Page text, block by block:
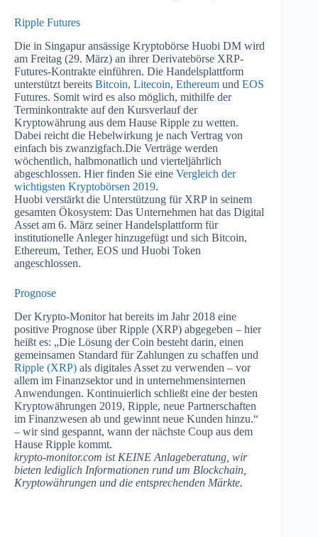
Ripple Futures
Die in Singapur ansässige Kryptobörse Huobi DM wird
am Freitag (29. März) an ihrer Derivatebörse XRP-
Futures-Kontrakte einführen. Die Handelsplattform
unterstützt bereits Bitcoin, Litecoin, Ethereum und EOS
Futures. Somit wird es also möglich, mithilfe der
Terminkontrakte auf den Kursverlauf der
Kryptowährung aus dem Hause Ripple zu wetten.
Dabei reicht die Hebelwirkung je nach Vertrag von
einfach bis zwanzigfach.Die Verträge werden
wöchentlich, halbmonatlich und vierteljährlich
abgeschlossen. Hier finden Sie eine Vergleich der
wichtigsten Kryptobörsen 2019.
Huobi verstärkt die Unterstützung für XRP in seinem
gesamten Ökosystem: Das Unternehmen hat das Digital
Asset am 6. März seiner Handelsplattform für
institutionelle Anleger hinzugefügt und sich Bitcoin,
Ethereum, Tether, EOS und Huobi Token
angeschlossen.
Prognose
Der Krypto-Monitor hat bereits im Jahr 2018 eine
positive Prognose über Ripple (XRP) abgegeben – hier
heißt es: „Die Lösung der Coin besteht darin, einen
gemeinsamen Standard für Zahlungen zu schaffen und
Ripple (XRP) als digitales Asset zu verwenden – vor
allem im Finanzsektor und in unternehmensinternen
Anwendungen. Kontinuierlich schließt eine der besten
Kryptowährungen 2019, Ripple, neue Partnerschaften
im Finanzwesen ab und gewinnt neue Kunden hinzu.“
– wir sind gespannt, wann der nächste Coup aus dem
Hause Ripple kommt.
krypto-monitor.com ist KEINE Anlageberatung, wir
bieten lediglich Informationen rund um Blockchain,
Kryptowährungen und die entsprechenden Märkte.